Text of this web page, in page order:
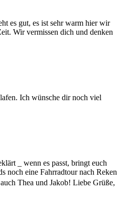
es gut, es ist sehr warm hier wir
Wir vermissen dich und denken
Ich wünsche dir noch viel
_ wenn es passt, bringt euch
noch eine Fahrradtour nach Reken
Thea und Jakob! Liebe Grüße,